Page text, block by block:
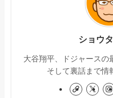
ショウ
大谷翔平、ドジャースの
そして裏話まで情